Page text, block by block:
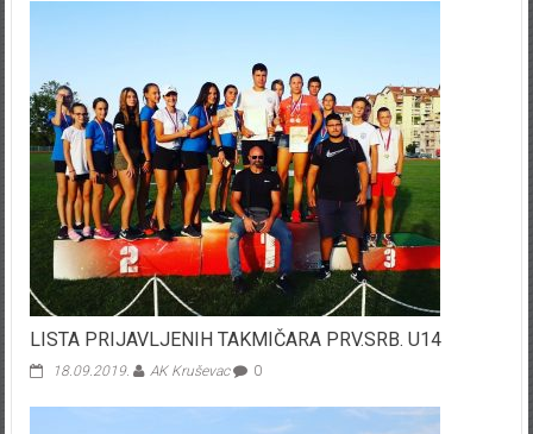
LISTA PRIJAVLJENIH TAKMIČARA PRV.SRB. U14
18.09.2019. AK Kruševac 0